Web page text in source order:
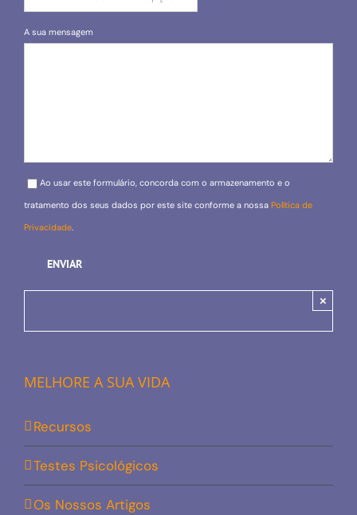
A sua mensagem
Please leave this field empty.
Ao usar este formulário, concorda com o armazenamento e o
tratamento dos seus dados por este site conforme a nossa Política de
Privacidade.
×
MELHORE A SUA VIDA
Recursos
Testes Psicológicos
Os Nossos Artigos